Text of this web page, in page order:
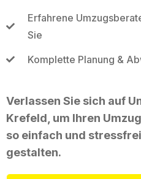
Erfahrene
Sie
Komplette Planung &
Verlassen Sie sich auf
Krefeld, um Ihren
so einfach und
gestalten.